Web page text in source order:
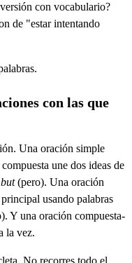
con vocabulario?
de "estar intentando
con las que
Una oración simple
une dos ideas de
but(pero). Una oración
usando palabras
Y una oración compuesta-
la vez.